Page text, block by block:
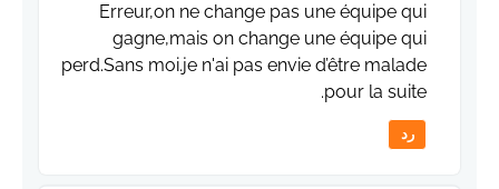
Erreur,on ne change pas une équipe qui
gagne,mais on change une équipe qui
perd.Sans moi.je n'ai pas envie d’être malade
pour la suite.
رد